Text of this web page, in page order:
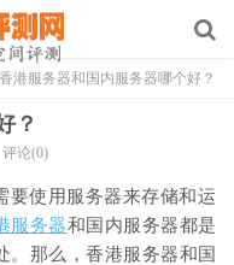
香港服务器和国内服务器哪个好？
？
评论(0)
要使用服务器来存储和运
服务器和国内服务器都是
。那么，香港服务器和国